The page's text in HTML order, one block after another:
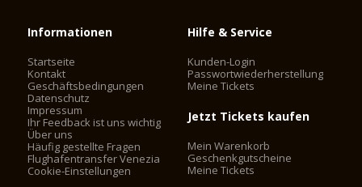
Informationen
Startseite
Kontakt
Geschäftsbedingungen
Datenschutz
Impressum
Ihr Feedback ist uns wichtig
Über uns
Häufig gestellte Fragen
Flughafentransfer Venezia
Cookie-Einstellungen
Hilfe & Service
Kunden-Login
Passwortwiederherstellung
Meine Tickets
Jetzt Tickets kaufen
Mein Warenkorb
Geschenkgutscheine
Meine Tickets